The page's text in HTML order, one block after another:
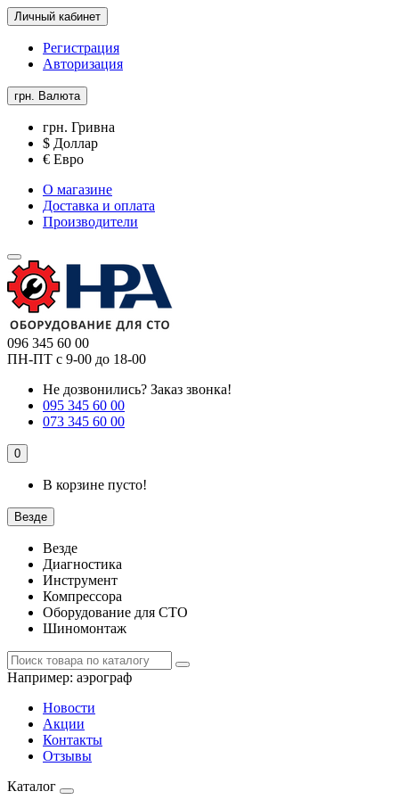
Личный кабинет
Регистрация
Авторизация
грн. Валюта
грн. Гривна
$ Доллар
€ Евро
О магазине
Доставка и оплата
Производители
096 345 60 00
ПН-ПТ с 9-00 до 18-00
Не дозвонились? Заказ звонка!
095 345 60 00
073 345 60 00
0
В корзине пусто!
Везде
Везде
Диагностика
Инструмент
Компрессора
Оборудование для СТО
Шиномонтаж
Например: аэрограф
Новости
Акции
Контакты
Отзывы
Каталог